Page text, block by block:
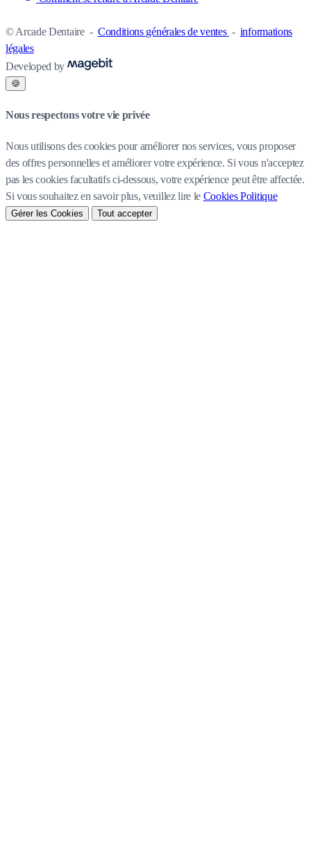
© Arcade Dentaire - Conditions générales de ventes - informations
légales
Developed by
🍪
Nous respectons votre vie privée
Nous utilisons des cookies pour améliorer nos services, vous proposer
des offres personnelles et améliorer votre expérience. Si vous n'acceptez
pas les cookies facultatifs ci-dessous, votre expérience peut être affectée.
Si vous souhaitez en savoir plus, veuillez lire le Cookies Politique
Gérer les Cookies Tout accepter